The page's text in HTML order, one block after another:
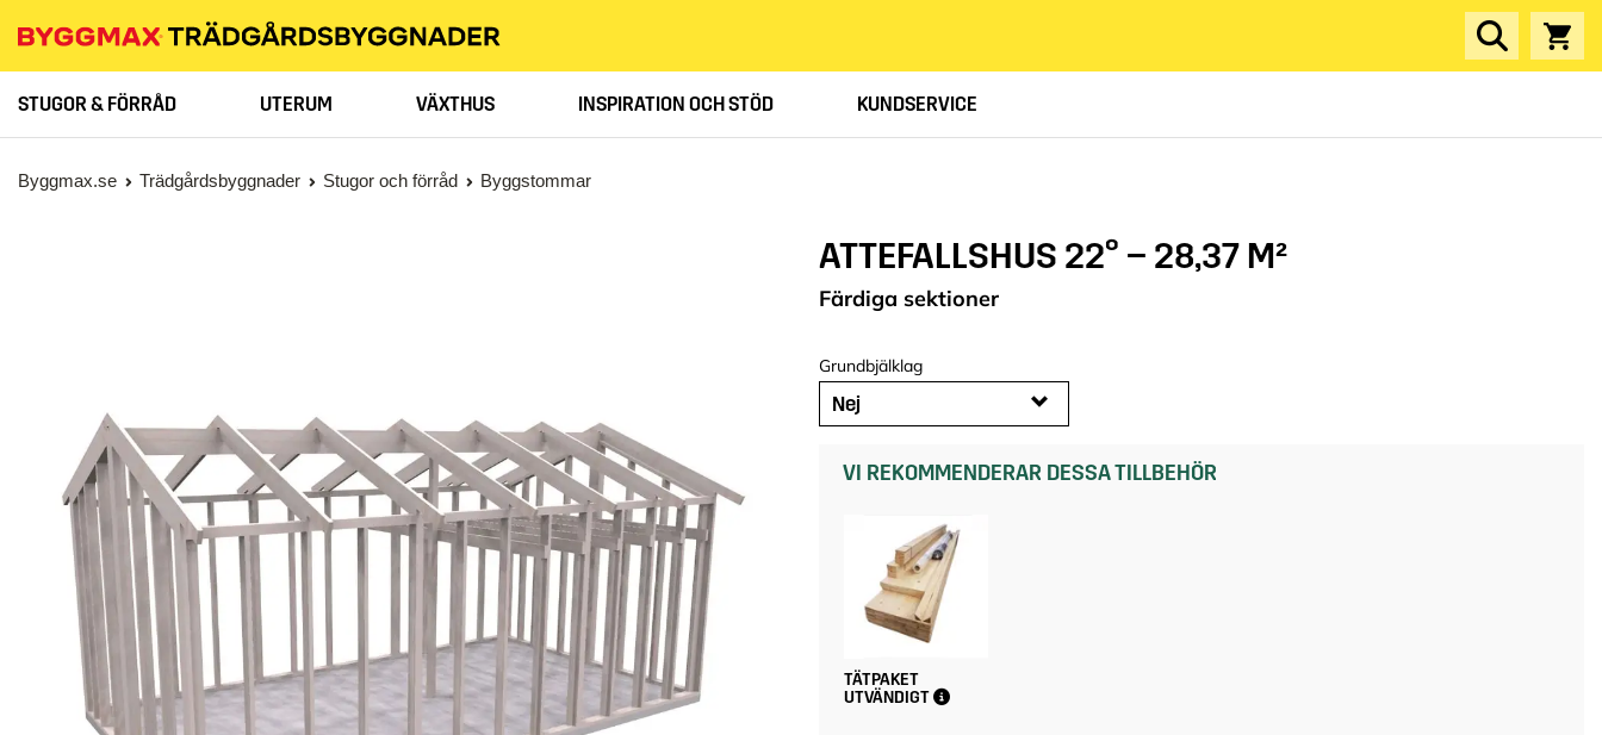
STUGOR & FÖRRÅD UTERUM VÄXTHUS INSPIRATION OCH STÖD KUNDSERVICE
Byggmax.se Trädgårdsbyggnader Stugor och förråd Byggstommar
ATTEFALLSHUS 22° – 28,37 M²
Färdiga sektioner
Grundbjälklag
Nej
VI REKOMMENDERAR DESSA TILLBEHÖR
TÄTPAKET
UTVÄNDIGT